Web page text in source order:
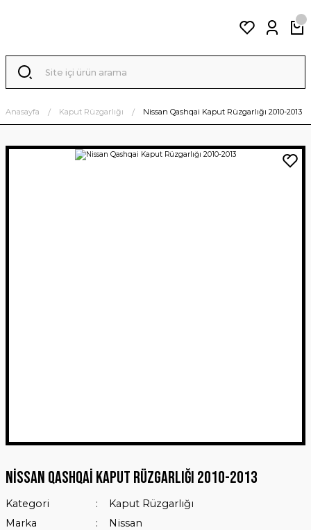
Anasayfa Kaput Rüzgarlığı Nissan Qashqai Kaput Rüzgarlığı 2010-2013
Nissan Qashqai Kaput Rüzgarlığı 2010-2013
Kategori
Kaput Rüzgarlığı
Marka
Nissan